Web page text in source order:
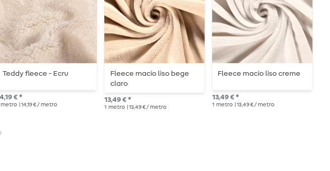
Teddy fleece - Ecru
€ *
metro | 14,19 € / metro
Fleece macio liso bege
claro
13,49 € *
1 metro | 13,49 € / metro
Fleece macio liso creme
13,49 € *
1 metro | 13,49 € / metro